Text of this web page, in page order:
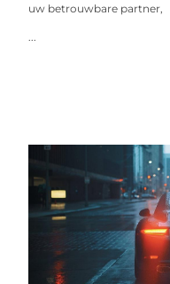
uw betrouwbare partner,
...